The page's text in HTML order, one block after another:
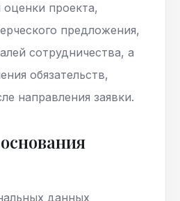
проекта,
предложения,
сотрудничества, а
обязательств,
направления заявки.
данных